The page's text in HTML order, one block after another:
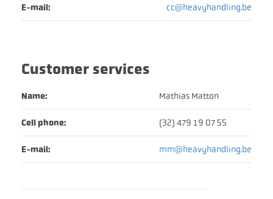
E-mail: cc@heavyhandling.be
Customer services
Name: Mathias Matton
Cell phone: (32) 479 19 07 55
E-mail: mm@heavyhandling.be